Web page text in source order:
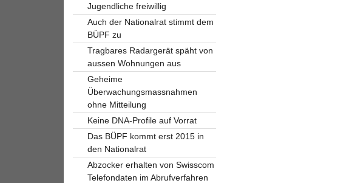
Jugendliche freiwillig
Auch der Nationalrat stimmt dem
BÜPF zu
Tragbares Radargerät späht von
aussen Wohnungen aus
Geheime
Überwachungsmassnahmen
ohne Mitteilung
Keine DNA-Profile auf Vorrat
Das BÜPF kommt erst 2015 in
den Nationalrat
Abzocker erhalten von Swisscom
Telefondaten im Abrufverfahren